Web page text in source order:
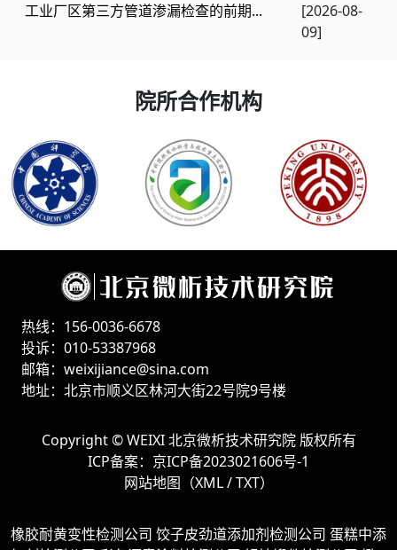
工业厂区第三方管道渗漏检查的前期...
[2026-08-
09]
院所合作机构
热线：156-0036-6678
投诉：010-53387968
邮箱：weixijiance@sina.com
地址：北京市顺义区林河大街22号院9号楼
Copyright ©WEIXI 北京微析技术研究院版权所有
ICP备案： 京ICP备2023021606号-1
网站地图（XML/TXT）
橡胶耐黄变性检测公司 饺子皮劲道添加剂检测公司 蛋糕中添